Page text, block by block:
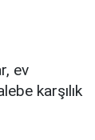
ev
karşılık